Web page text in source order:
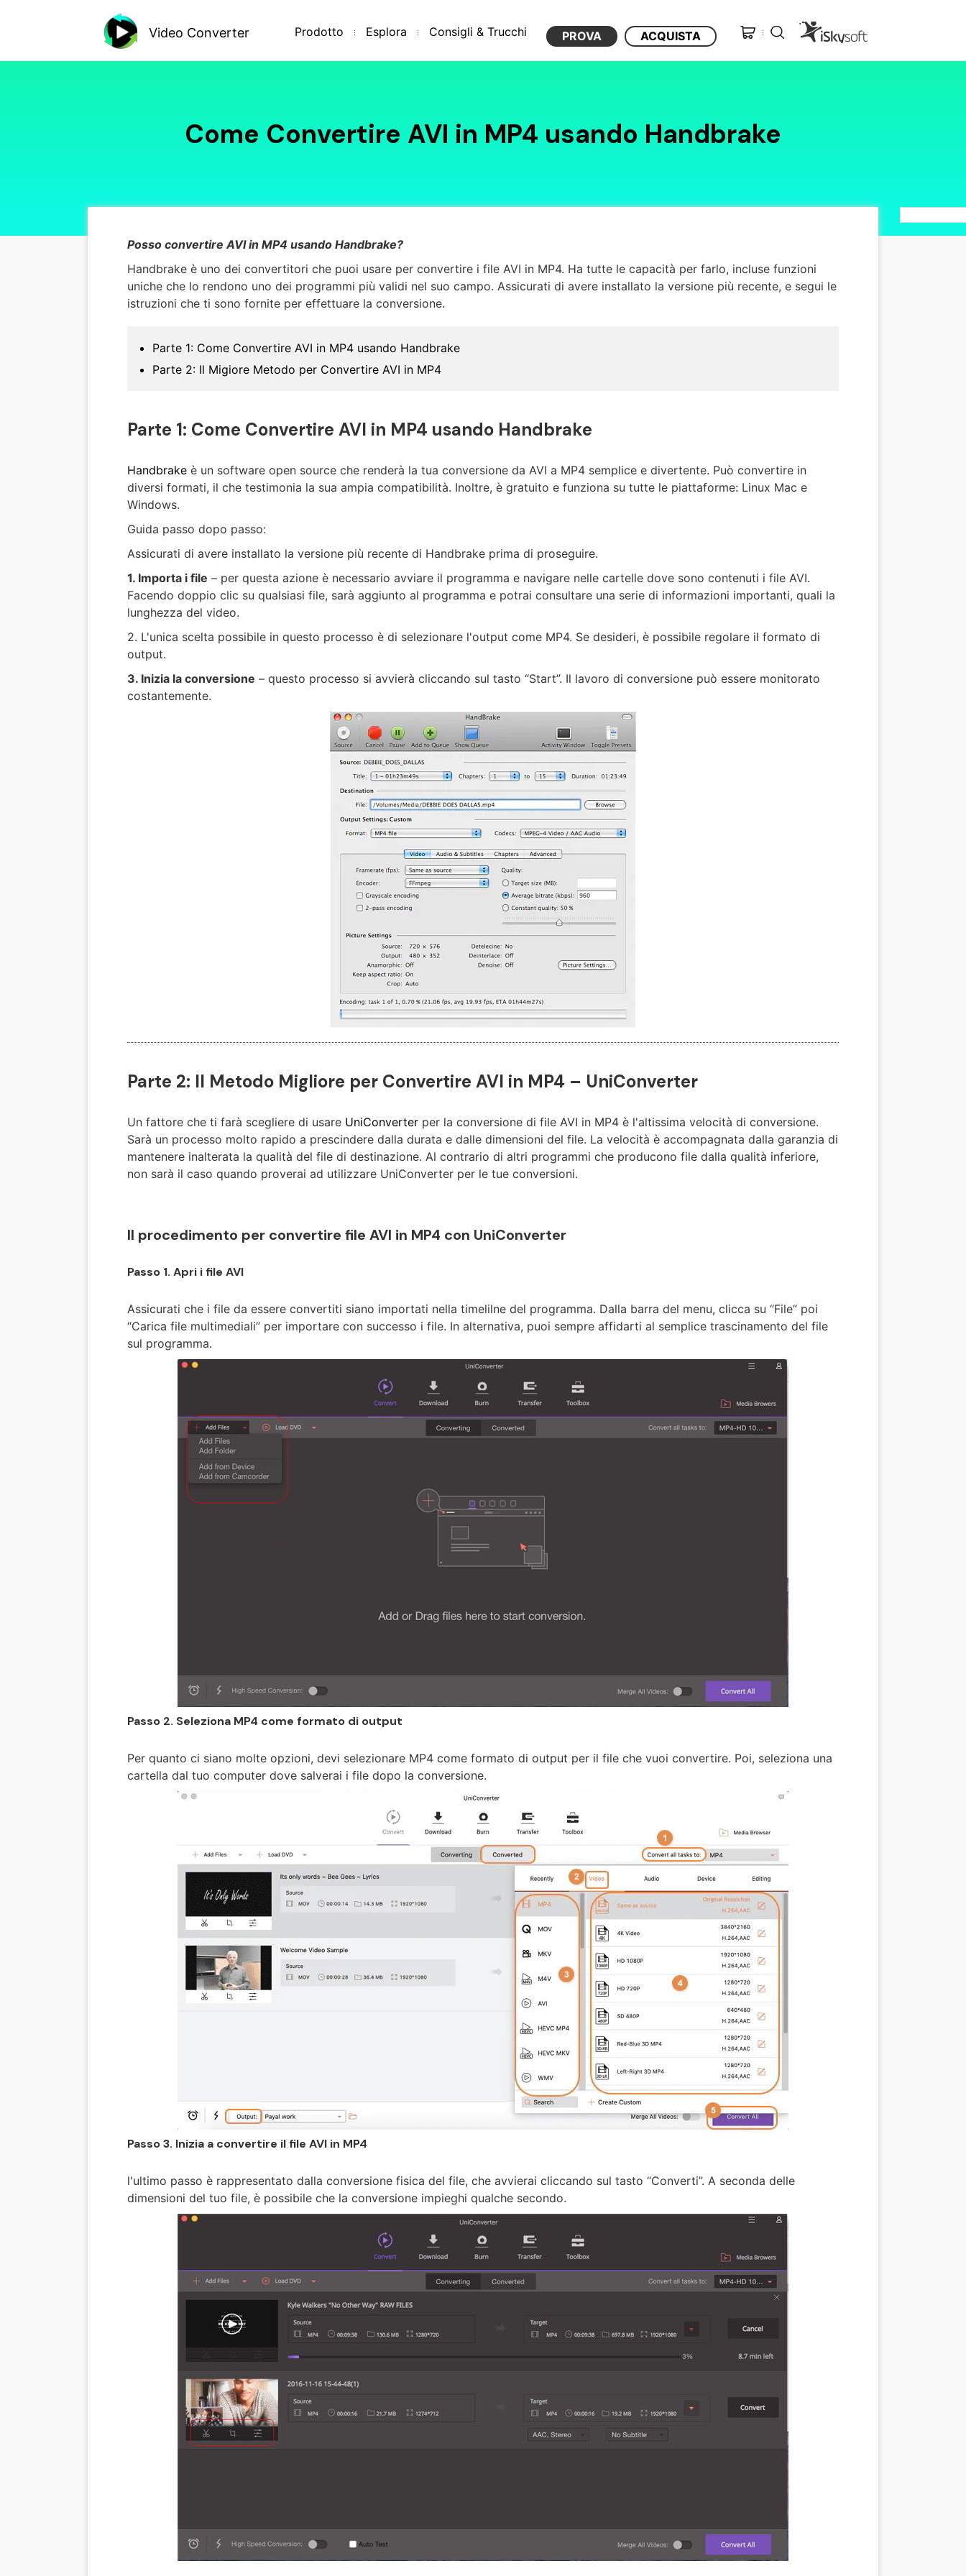
Video Converter Prodotto Esplora Consigli & Trucchi PROVA ACQUISTA
Come Convertire AVI in MP4 usando Handbrake
Posso convertire AVI in MP4 usando Handbrake?
Handbrake è uno dei convertitori che puoi usare per convertire i file AVI in MP4. Ha tutte le capacità per farlo, incluse funzioni
uniche che lo rendono uno dei programmi più validi nel suo campo. Assicurati di avere installato la versione più recente, e segui le
istruzioni che ti sono fornite per effettuare la conversione.
Parte 1: Come Convertire AVI in MP4 usando Handbrake
Parte 2: Il Migiore Metodo per Convertire AVI in MP4
Parte 1: Come Convertire AVI in MP4 usando Handbrake
Handbrake è un software open source che renderà la tua conversione da AVI a MP4 semplice e divertente. Può convertire in
diversi formati, il che testimonia la sua ampia compatibilità. Inoltre, è gratuito e funziona su tutte le piattaforme: Linux Mac e
Windows.
Guida passo dopo passo:
Assicurati di avere installato la versione più recente di Handbrake prima di proseguire.
1. Importa i file – per questa azione è necessario avviare il programma e navigare nelle cartelle dove sono contenuti i file AVI.
Facendo doppio clic su qualsiasi file, sarà aggiunto al programma e potrai consultare una serie di informazioni importanti, quali la
lunghezza del video.
2. L'unica scelta possibile in questo processo è di selezionare l'output come MP4. Se desideri, è possibile regolare il formato di
output.
3. Inizia la conversione – questo processo si avvierà cliccando sul tasto “Start”. Il lavoro di conversione può essere monitorato
costantemente.
Parte 2: Il Metodo Migliore per Convertire AVI in MP4 – UniConverter
Un fattore che ti farà scegliere di usare UniConverter per la conversione di file AVI in MP4 è l'altissima velocità di conversione.
Sarà un processo molto rapido a prescindere dalla durata e dalle dimensioni del file. La velocità è accompagnata dalla garanzia di
mantenere inalterata la qualità del file di destinazione. Al contrario di altri programmi che producono file dalla qualità inferiore,
non sarà il caso quando proverai ad utilizzare UniConverter per le tue conversioni.
Il procedimento per convertire file AVI in MP4 con UniConverter
Passo 1. Apri i file AVI
Assicurati che i file da essere convertiti siano importati nella timelilne del programma. Dalla barra del menu, clicca su “File” poi
“Carica file multimediali” per importare con successo i file. In alternativa, puoi sempre affidarti al semplice trascinamento del file
sul programma.
Passo 2. Seleziona MP4 come formato di output
Per quanto ci siano molte opzioni, devi selezionare MP4 come formato di output per il file che vuoi convertire. Poi, seleziona una
cartella dal tuo computer dove salverai i file dopo la conversione.
Passo 3. Inizia a convertire il file AVI in MP4
l'ultimo passo è rappresentato dalla conversione fisica del file, che avvierai cliccando sul tasto “Converti”. A seconda delle
dimensioni del tuo file, è possibile che la conversione impieghi qualche secondo.